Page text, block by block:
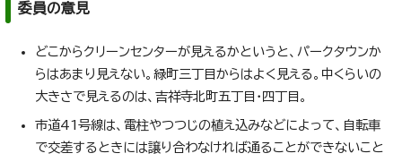
委員の意見
どこからクリーンセンターが見えるかというと、パークタウンか
らはあまり見えない。緑町三丁目からはよく見える。中くらいの
大きさで見えるのは、吉祥寺北町五丁目・四丁目。
市道41号線は、電柱やつつじの植え込みなどによって、自転車
で交差するときには譲り合わなければ通ることができないこと